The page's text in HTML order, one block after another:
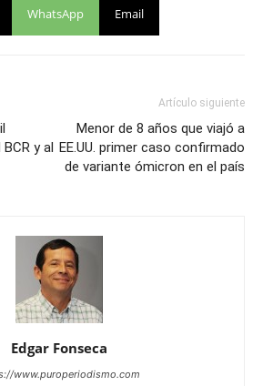
WhatsApp Email
y al
Artículo siguiente
Menor de 8 años que viajó a
EE.UU. primer caso confirmado
de variante ómicron en el país
Edgar Fonseca
www.puroperiodismo.com